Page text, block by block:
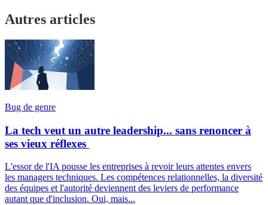
Autres articles
Bug de genre
La tech veut un autre leadership... sans renoncer à
ses vieux réflexes
L'essor de l'IA pousse les entreprises à revoir leurs attentes envers
les managers techniques. Les compétences relationnelles, la diversité
des équipes et l'autorité deviennent des leviers de performance
autant que d'inclusion. Oui, mais...